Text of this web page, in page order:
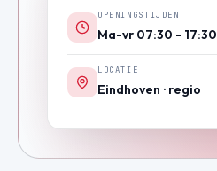
OPENINGSTIJDEN
Ma-vr 07:30 - 17:30
LOCATIE
Eindhoven · regio